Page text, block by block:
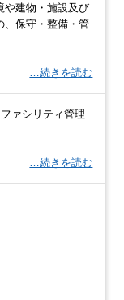
や建物・施設及び
、保守・整備・管
…続きを読む
ァシリティ管理
…続きを読む